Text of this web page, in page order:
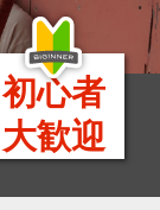
初心者
大歓迎